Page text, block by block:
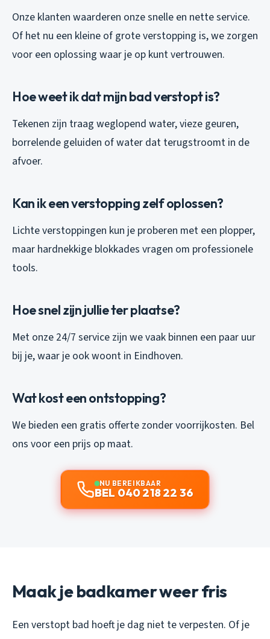
Onze klanten waarderen onze snelle en nette service.
Of het nu een kleine of grote verstopping is, we zorgen
voor een oplossing waar je op kunt vertrouwen.
Hoe weet ik dat mijn bad verstopt is?
Tekenen zijn traag weglopend water, vieze geuren,
borrelende geluiden of water dat terugstroomt in de
afvoer.
Kan ik een verstopping zelf oplossen?
Lichte verstoppingen kun je proberen met een plopper,
maar hardnekkige blokkades vragen om professionele
tools.
Hoe snel zijn jullie ter plaatse?
Met onze 24/7 service zijn we vaak binnen een paar uur
bij je, waar je ook woont in Eindhoven.
Wat kost een ontstopping?
We bieden een gratis offerte zonder voorrijkosten. Bel
ons voor een prijs op maat.
NU BEREIKBAAR
BEL 040 218 22 36
Maak je badkamer weer fris
Een verstopt bad hoeft je dag niet te verpesten. Of je